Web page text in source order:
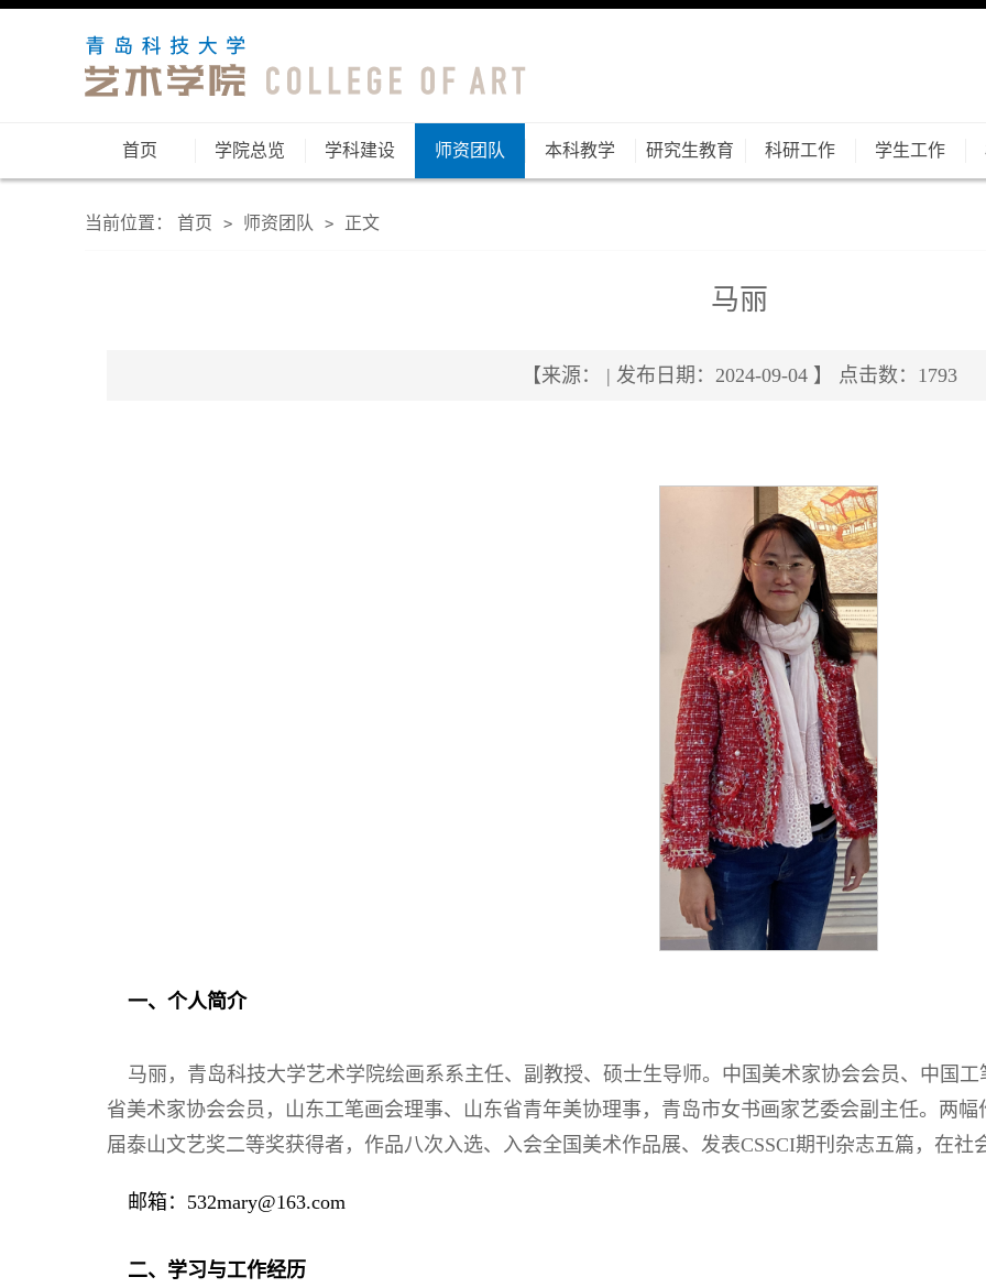
首页 学院总览 学科建设 师资团队 本科教学 研究生教育 科研工作 学生工作
当前位置： 首页 > 师资团队 > 正文
马丽
【来源： | 发布日期：2024-09-04 】 点击数： 1793
一、个人简介
马丽，青岛科技大学艺术学院绘画系系主任、副教授、硕士生导师。中国美术家协会会员、中国
省美术家协会会员，山东工笔画会理事、山东省青年美协理事，青岛市女书画家艺委会副主任。两
届泰山文艺奖二等奖获得者，作品八次入选、入会全国美术作品展、发表CSSCI期刊杂志五篇，在社
邮箱：532mary@163.com
二、学习与工作经历